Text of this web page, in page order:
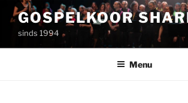
naar
inhoud
GOSPELKOOR
sinds 1994
Menu